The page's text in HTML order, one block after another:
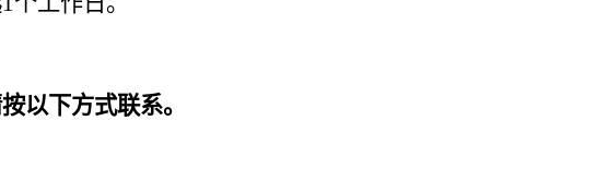
以下方式联系。